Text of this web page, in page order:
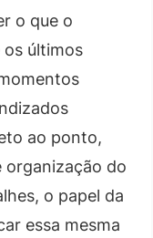
o que o
últimos
ao ponto,
organização do
o papel da
essa mesma